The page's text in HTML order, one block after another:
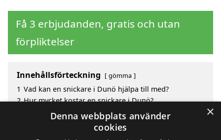
Få 3 erbjudanden, gratis och utan
förpliktelser
Innehållsförteckning gömma
1 Vad kan en snickare i Dunö hjälpa till med?
2 Hur mycket kostar en snickare i Dunö?
Fördelar med att välja snickare i Dunö
Sök efter en skicklig snickare i de omgivande
×
Denna webbplats använder
cookies